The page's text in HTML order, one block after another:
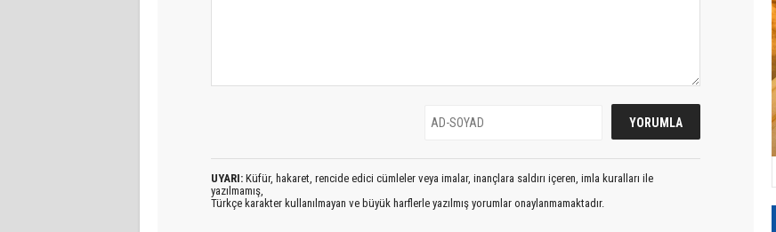
UYARI: Küfür, hakaret, rencide edici cümleler veya imalar, inançlara saldırı içeren, imla kuralları ile
yazılmamış,
Türkçe karakter kullanılmayan ve büyük harflerle yazılmış yorumlar onaylanmamaktadır.